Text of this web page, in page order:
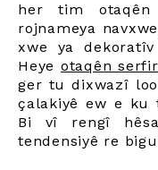
her tim
rojnameya
xwe ya
Heye otaqên
ger tu dixwazî
çalakiyê ew e ku
Bi vî rengî
tendensiyê re